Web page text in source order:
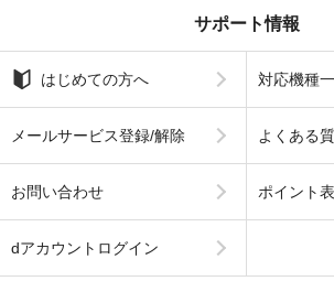
サポート情報
はじめての方へ 対応機種
メールサービス登録/解除 よくある
お問い合わせ ポイント
dアカウントログイン